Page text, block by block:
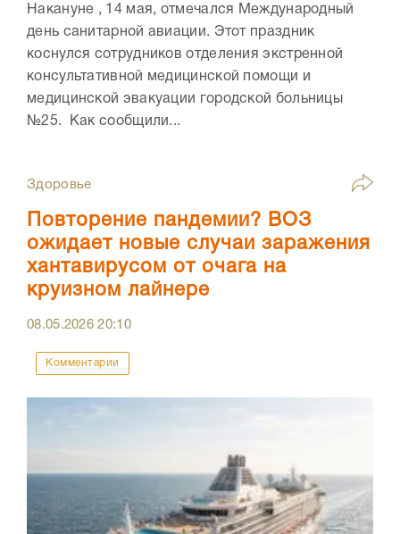
Накануне , 14 мая, отмечался Международный
день санитарной авиации. Этот праздник
коснулся сотрудников отделения экстренной
консультативной медицинской помощи и
медицинской эвакуации городской больницы
№25. Как сообщили...
Здоровье
Повторение пандемии? ВОЗ
ожидает новые случаи заражения
хантавирусом от очага на
круизном лайнере
08.05.202620:10
Комментарии